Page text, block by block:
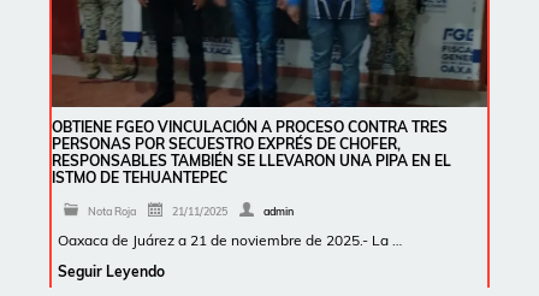
OBTIENE FGEO VINCULACIÓN A PROCESO CONTRA TRES
PERSONAS POR SECUESTRO EXPRÉS DE CHOFER,
RESPONSABLES TAMBIÉN SE LLEVARON UNA PIPA EN EL
ISTMO DE TEHUANTEPEC
Nota Roja 21/11/2025 admin
Oaxaca de Juárez a 21 de noviembre de 2025.- La …
Seguir Leyendo